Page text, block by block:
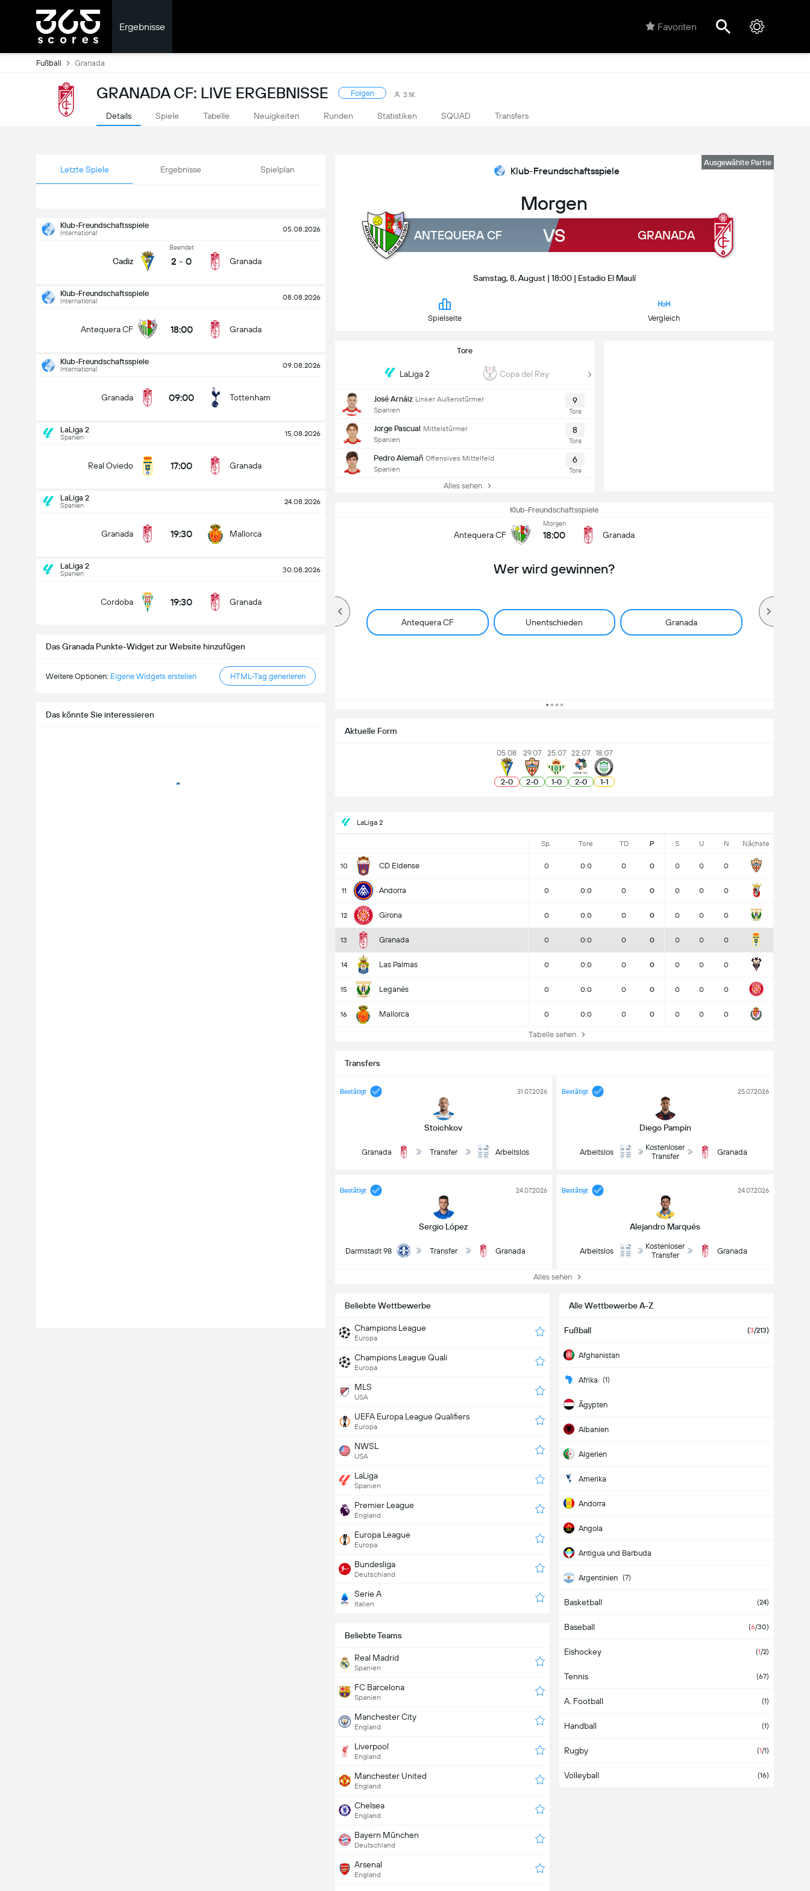
Ergebnisse Favoriten
Fußball Granada
GRANADA CF: LIVE ERGEBNISSE Folgen 3.1K
Details Spiele Tabelle Neuigkeiten Runden Statistiken SQUAD Transfers
Letzte Spiele Ergebnisse Spielplan
Klub-Freundschaftsspiele
International 05.08.2026
Cadiz
Beendet
2 - 0 Granada
Klub-Freundschaftsspiele
International 08.08.2026
Antequera CF 18:00 Granada
Klub-Freundschaftsspiele
International 09.08.2026
Granada 09:00 Tottenham
LaLiga 2
Spanien 15.08.2026
Real Oviedo 17:00 Granada
LaLiga 2
Spanien 24.08.2026
Granada 19:30 Mallorca
LaLiga 2
Spanien 30.08.2026
Cordoba 19:30 Granada
Das Granada Punkte-Widget zur Website hinzufügen
Weitere Optionen: Eigene Widgets erstellen HTML-Tag generieren
Das könnte Sie interessieren
Ausgewählte Partie
Klub-Freundschaftsspiele
Morgen
ANTEQUERA CF VS GRANADA
Samstag, 8. August | 18:00 | Estadio El Maulí
Spielseite Vergleich
Tore
LaLiga 2 Copa del Rey
José Arnáiz Linker Außenstürmer
Spanien
9
Tore
Jorge Pascual Mittelstürmer
Spanien
8
Tore
Pedro Alemañ Offensives Mittelfeld
Spanien
6
Tore
Alles sehen
Klub-Freundschaftsspiele
Antequera CF
Morgen
18:00 Granada
Wer wird gewinnen?
Antequera CF Unentschieden Granada
Klub-Freundschaftsspiele
09:00 Tottenham
Gesamtanzahl Tore im Spiel (2.5)
Aktuelle Form
05.08
2-0
29.07
2-0
25.07
1-0
22.07
2-0
18.07
1-1
LaLiga 2
Sp. Tore TD P S U N Nächste
10 CD Eldense 0 0:0 0 0 0 0 0
11 Andorra 0 0:0 0 0 0 0 0
12 Girona 0 0:0 0 0 0 0 0
13 Granada 0 0:0 0 0 0 0 0
14 Las Palmas 0 0:0 0 0 0 0 0
15 Leganés 0 0:0 0 0 0 0 0
16 Mallorca 0 0:0 0 0 0 0 0
Tabelle sehen
Transfers
Bestätigt
Stoichkov
31.07.2026
Granada Transfer Arbeitslos
Bestätigt
Diego Pampín
25.07.2026
Arbeitslos
Kostenloser
Transfer
Granada
Bestätigt
Sergio López
24.07.2026
Darmstadt 98 Transfer Granada
Bestätigt
Alejandro Marqués
24.07.2026
Arbeitslos
Kostenloser
Transfer
Granada
Alles sehen
Beliebte Wettbewerbe
Champions League
Europa
Champions League Quali
Europa
MLS
USA
UEFA Europa League Qualifiers
Europa
NWSL
USA
LaLiga
Spanien
Premier League
England
Europa League
Europa
Bundesliga
Deutschland
Serie A
Italien
Alle Wettbewerbe A-Z
Fußball (3/213)
Afghanistan
Afrika (1)
Ägypten
Albanien
Algerien
Amerika
Andorra
Angola
Antigua und Barbuda
Argentinien (7)
Armenien
Aruba
Aserbaidschan
Asien
Äthiopien
Australien
Bahamas
Bahrain
Basketball (24)
Baseball (6/30)
Eishockey (1/2)
Tennis (67)
A. Football (1)
Handball (1)
Rugby (1/1)
Volleyball (16)
Beliebte Teams
Real Madrid
Spanien
FC Barcelona
Spanien
Manchester City
England
Liverpool
England
Manchester United
England
Chelsea
England
Bayern München
Deutschland
Arsenal
England